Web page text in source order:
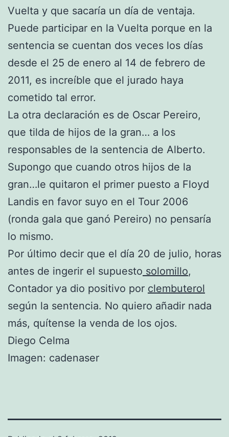
Vuelta y que sacaría un día de ventaja.
Puede participar en la Vuelta porque en la
sentencia se cuentan dos veces los días
desde el 25 de enero al 14 de febrero de
2011, es increíble que el jurado haya
cometido tal error.
La otra declaración es de Oscar Pereiro,
que tilda de hijos de la gran… a los
responsables de la sentencia de Alberto.
Supongo que cuando otros hijos de la
gran…le quitaron el primer puesto a Floyd
Landis en favor suyo en el Tour 2006
(ronda gala que ganó Pereiro) no pensaría
lo mismo.
Por último decir que el día 20 de julio, horas
antes de ingerir el supuesto solomillo,
Contador ya dio positivo por clembuterol
según la sentencia. No quiero añadir nada
más, quítense la venda de los ojos.
Diego Celma
Imagen: cadenaser